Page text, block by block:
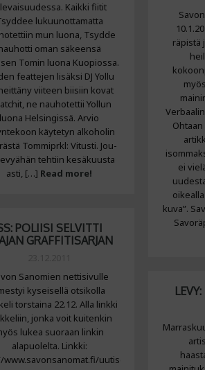
Kaikki fiitit
lukuunottamatta
mun luona, Tsydde
oman säkeensä
Tomin luona Kuopiossa.
feattejen lisäksi DJ Yollu
viiteen biisiin kovat
ne nauhotettii Yollun
luona Helsingissä. Arvio
käytetyn alkoholin
Tommiprkl: Vitusti. Jou-
tehtiin kesäkuusta
asti, […] Read more!
räpistä
ei
kuva”.
POLIISI SELVITTI
GRAFFITISARJAN
Sanomien nettisivulle
kyseisellä otsikolla
torstaina 22.12. Alla linkki
jonka voit kuitenkin
lukea suoraan linkin
alapuolelta. Linkki:
www.savonsanomat.fi/uutiset/kotimaa/poliisi-